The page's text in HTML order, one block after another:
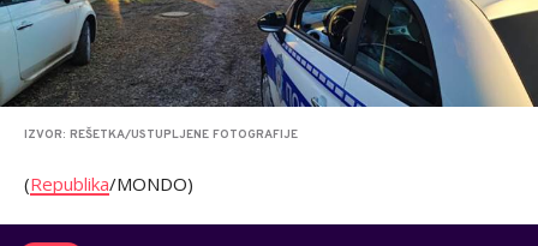
IZVOR: REŠETKA/USTUPLJENE FOTOGRAFIJE
(Republika/MONDO)